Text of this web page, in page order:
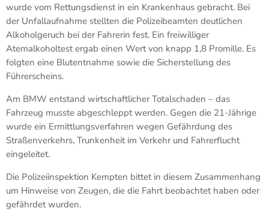
wurde vom Rettungsdienst in ein Krankenhaus gebracht. Bei
der Unfallaufnahme stellten die Polizeibeamten deutlichen
Alkoholgeruch bei der Fahrerin fest. Ein freiwilliger
Atemalkoholtest ergab einen Wert von knapp 1,8 Promille. Es
folgten eine Blutentnahme sowie die Sicherstellung des
Führerscheins.
Am BMW entstand wirtschaftlicher Totalschaden – das
Fahrzeug musste abgeschleppt werden. Gegen die 21-Jährige
wurde ein Ermittlungsverfahren wegen Gefährdung des
Straßenverkehrs, Trunkenheit im Verkehr und Fahrerflucht
eingeleitet.
Die Polizeiinspektion Kempten bittet in diesem Zusammenhang
um Hinweise von Zeugen, die die Fahrt beobachtet haben oder
gefährdet wurden.